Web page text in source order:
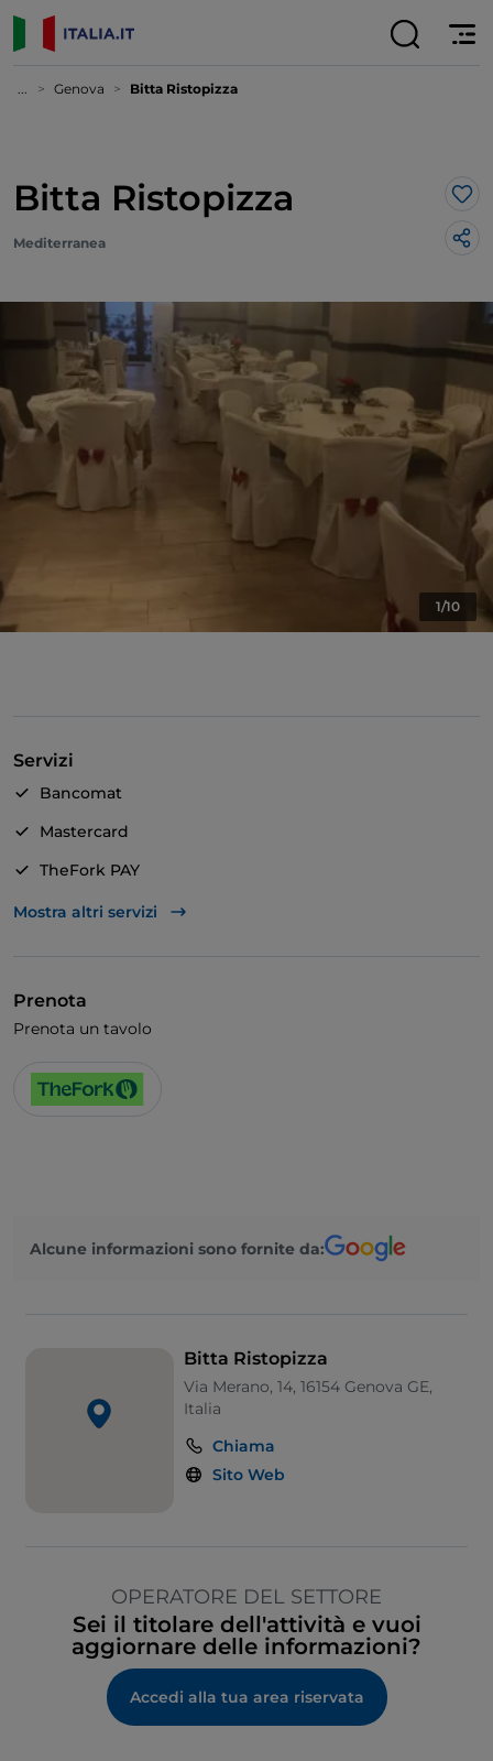
... Genova Bitta Ristopizza
Bitta Ristopizza
Mediterranea
1/10
Servizi
Bancomat
Mastercard
TheFork PAY
Unionpay via TheFork PAY
Animali ammessi
Si parla inglese
Mostra altri servizi
Prenota
Prenota un tavolo
Alcune informazioni sono fornite da:
Bitta Ristopizza
Via Merano, 14, 16154 Genova GE,
Italia
Chiama
Sito Web
OPERATORE DEL SETTORE
Sei il titolare dell'attività e vuoi
aggiornare delle informazioni?
Accedi alla tua area riservata